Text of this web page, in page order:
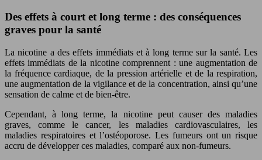
Des effets à court et long terme : des conséquences
graves pour la santé
La nicotine a des effets immédiats et à long terme sur la santé. Les
effets immédiats de la nicotine comprennent : une augmentation de
la fréquence cardiaque, de la pression artérielle et de la respiration,
une augmentation de la vigilance et de la concentration, ainsi qu’une
sensation de calme et de bien-être.
Cependant, à long terme, la nicotine peut causer des maladies
graves, comme le cancer, les maladies cardiovasculaires, les
maladies respiratoires et l’ostéoporose. Les fumeurs ont un risque
accru de développer ces maladies, comparé aux non-fumeurs.